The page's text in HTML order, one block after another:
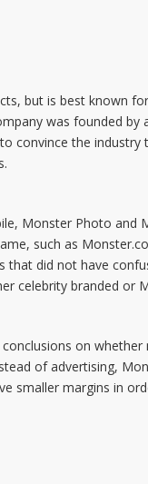
but is best known
was founded by
the
Monster Photo and
such as
did not have
celebrity branded or
on
of advertising,
smaller margins in